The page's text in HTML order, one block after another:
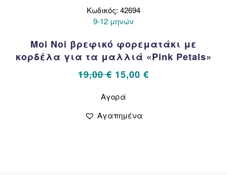
Κωδικός: 42694
9-12 μηνών
Moi Noi βρεφικό φορεματάκι με
κορδέλα για τα μαλλιά «Pink Petals»
19,00€ Original
was:
19,00 €.
15,00 €
Αγορά
έχει
Αγαπημένα